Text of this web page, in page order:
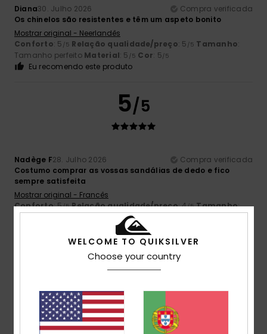
Diana30. Julho 2026
Compra verificada
Os chinelos são resistentes e têm um aspeto bonito
Mostrar original - Neerlandês
Conforto: 5 /5 Relação qualidade/preço: 5 /5 Tamanho:
Tamanho perfeito Material: 5 /5 Cor: 5/5
Eu recomendo este produto
5/5
Nadège F28. Julho 2026
Compra verificada
Costumo comprar as vossas sandálias de dedo e fico
sempre satisfeita
Mostrar original - Francês
Conforto: 5/5 Relação qualidade/preço: 4/5 Tamanho:
: 5/5
Eu recomendo este produto
4/5
Damian21. Julho 2026
WELCOME TO QUIKSILVER
Choose your country